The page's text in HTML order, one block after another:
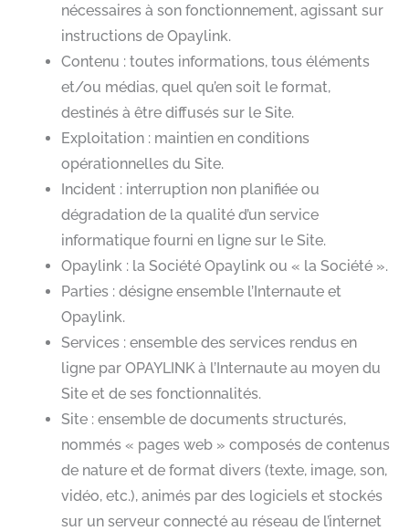
nécessaires à son fonctionnement, agissant sur
instructions de Opaylink.
Contenu : toutes informations, tous éléments
et/ou médias, quel qu’en soit le format,
destinés à être diffusés sur le Site.
Exploitation : maintien en conditions
opérationnelles du Site.
Incident : interruption non planifiée ou
dégradation de la qualité d’un service
informatique fourni en ligne sur le Site.
Opaylink : la Société Opaylink ou « la Société ».
Parties : désigne ensemble l’Internaute et
Opaylink.
Services : ensemble des services rendus en
ligne par OPAYLINK à l’Internaute au moyen du
Site et de ses fonctionnalités.
Site : ensemble de documents structurés,
nommés « pages web » composés de contenus
de nature et de format divers (texte, image, son,
vidéo, etc.), animés par des logiciels et stockés
sur un serveur connecté au réseau de l’internet